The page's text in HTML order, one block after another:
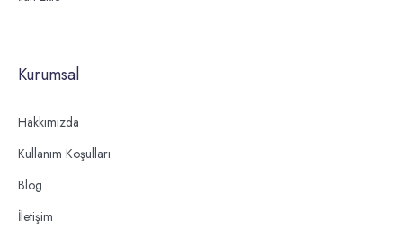
Kurumsal
Hakkımızda
Kullanım Koşulları
Blog
İletişim